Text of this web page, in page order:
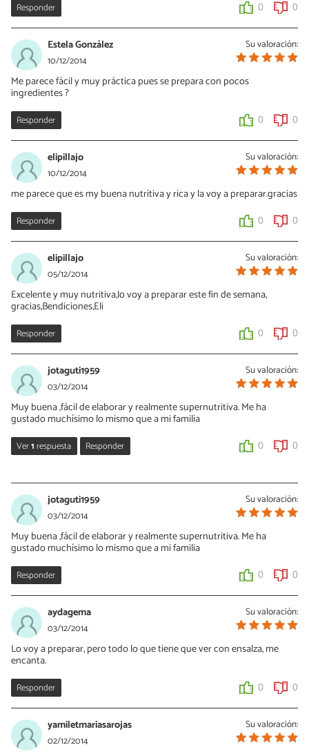
Responder 0 0
Su valoración:
Estela González
10/12/2014
Me parece fácil y muy práctica pues se prepara con pocos
ingredientes ?
Responder 0 0
Su valoración:
elipillajo
10/12/2014
me parece que es my buena nutritiva y rica y la voy a preparar.gracias
Responder 0 0
Su valoración:
elipillajo
05/12/2014
Excelente y muy nutritiva,lo voy a preparar este fin de semana,
gracias,Bendiciones,Eli
Responder 0 0
Su valoración:
jotaguti1959
03/12/2014
Muy buena ,fácil de elaborar y realmente supernutritiva. Me ha
gustado muchísimo lo mismo que a mi familia
Ver1respuesta Responder 0 0
05/12/2014
Que bien espero disfrutes de esta y más recetas de la página.
0
Su valoración:
jotaguti1959
03/12/2014
Muy buena ,fácil de elaborar y realmente supernutritiva. Me ha
gustado muchísimo lo mismo que a mi familia
Responder 0 0
Su valoración:
aydagema
03/12/2014
Lo voy a preparar, pero todo lo que tiene que ver con ensalza, me
encanta.
Responder 0 0
Su valoración:
yamiletmariasarojas
02/12/2014